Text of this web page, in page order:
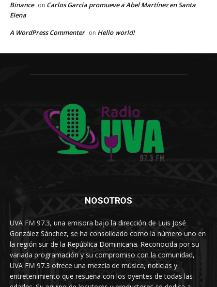
Binance on Carlos García promueve a Abel Martínez en Santa
Elena
A WordPress Commenter on Hello world!
NOSOTROS
UVA FM 97.3, una emisora bajo la dirección de Luis José
González Sánchez, se ha consolidado como la número uno en
la región sur de la República Dominicana. Reconocida por su
variada programación y su compromiso con la comunidad,
UVA FM 97.3 ofrece una mezcla de música, noticias y
entretenimiento que resuena con los oyentes de todas las